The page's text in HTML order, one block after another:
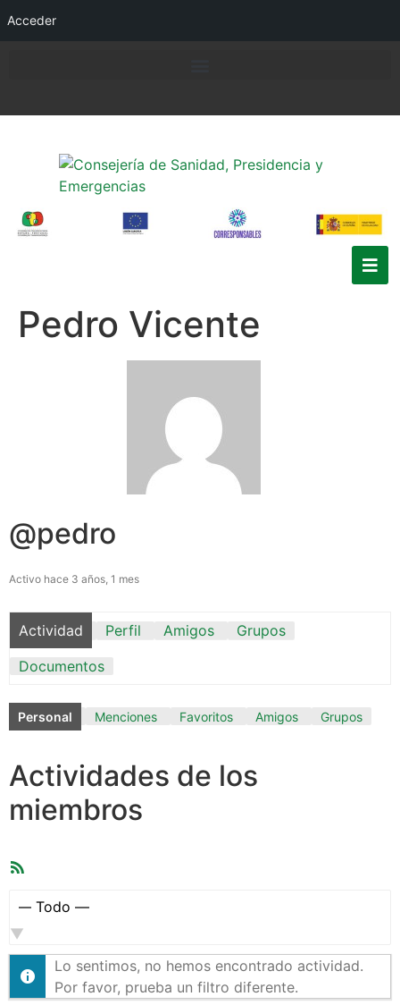
Acceder
Pedro Vicente
@pedro
Activo hace 3 años, 1 mes
Actividad Perfil Amigos
Grupos
Documentos
Personal Menciones Favoritos Amigos Grupos
Actividades de los
miembros
Mostrar:
Lo sentimos, no hemos encontrado actividad.
Por favor, prueba un filtro diferente.